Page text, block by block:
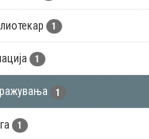
1
1
1
1